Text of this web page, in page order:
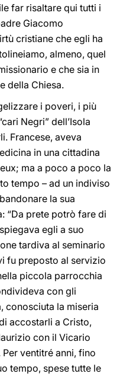
far risaltare qui tutti i
Giacomo
cristiane che egli ha
almeno, quel
e che sia in
della Chiesa.
i poveri, i più
Negri” dell’Isola
Francese, aveva
in una cittadina
ma a poco a poco la
tempo – ad un indiviso
la sua
“Da prete potrò fare di
egli a suo
tardiva al seminario
fu preposto al servizio
piccola parrocchia
con gli
conosciuta la miseria
accostarli a Cristo,
con il Vicario
ventitré anni, fino
tempo, spese tutte le